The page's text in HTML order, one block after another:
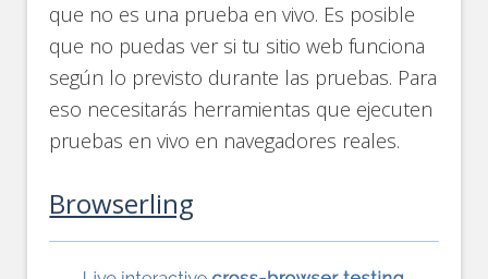
que no es una prueba en vivo. Es posible
que no puedas ver si tu sitio web funciona
según lo previsto durante las pruebas. Para
eso necesitarás herramientas que ejecuten
pruebas en vivo en navegadores reales.
Browserling